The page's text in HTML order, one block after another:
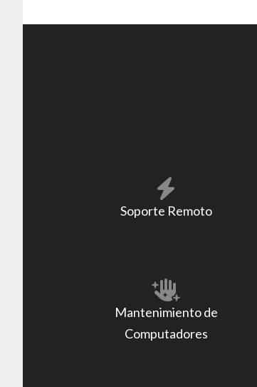
Soporte Remoto
Mantenimiento de
Computadores